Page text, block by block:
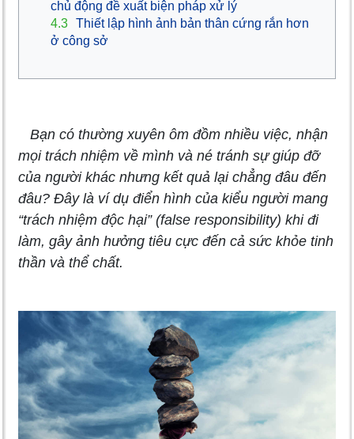
chủ động đề xuất biện pháp xử lý
4.3 Thiết lập hình ảnh bản thân cứng rắn hơn
ở công sở
Bạn có thường xuyên ôm đồm nhiều việc, nhận
mọi trách nhiệm về mình và né tránh sự giúp đỡ
của người khác nhưng kết quả lại chẳng đâu đến
đâu? Đây là ví dụ điển hình của kiểu người mang
“trách nhiệm độc hại” (false responsibility) khi đi
làm, gây ảnh hưởng tiêu cực đến cả sức khỏe tinh
thần và thể chất.